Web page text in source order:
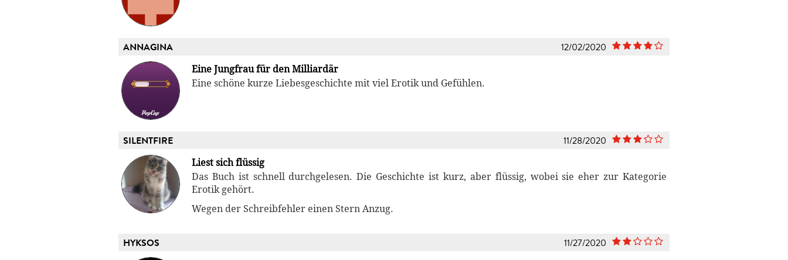
ANNAGINA 12/02/2020
Eine Jungfrau für den Milliardär
Eine schöne kurze Liebesgeschichte mit viel Erotik und Gefühlen.
SILENTFIRE 11/28/2020
Liest sich flüssig
Das Buch ist schnell durchgelesen. Die Geschichte ist kurz, aber flüssig, wobei sie eher zur Kategorie
Erotik gehört.
Wegen der Schreibfehler einen Stern Anzug.
HYKSOS 11/27/2020